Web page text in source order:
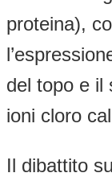
proteina),
del topo e il
ioni cloro
Il dibattito